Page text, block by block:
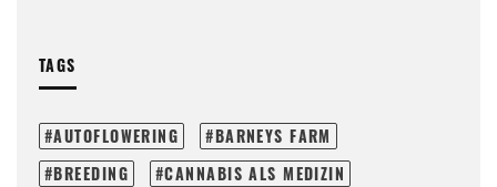
TAGS
AUTOFLOWERING
BARNEYS FARM
BREEDING
CANNABIS ALS MEDIZIN